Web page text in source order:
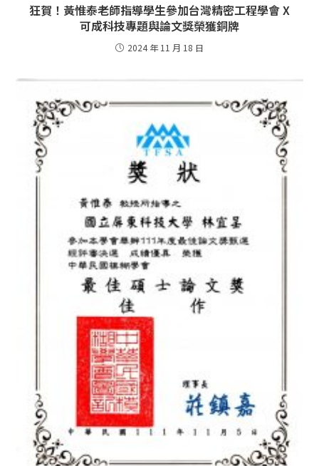
狂賀！黃惟泰老師指導學生參加台灣精密工程學會 X
可成科技專題與論文獎榮獲銅牌
2024 年 11 月 18 日